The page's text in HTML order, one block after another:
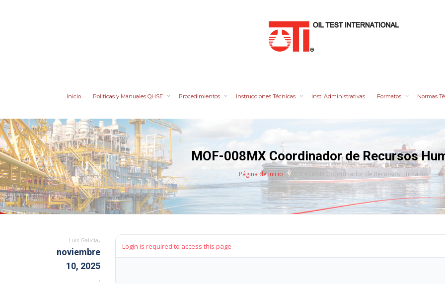
Inicio Politicas y Manuales QHSE Procedimientos Instrucciones Técnicas Inst. Administrativas Formatos Normas
MOF-008MX Coordinador de Recursos
Página de inicio MOF-008MX Coordinador de Recursos Humanos
Luis Galicia,
noviembre
10, 2025
,
Login is required to access this page